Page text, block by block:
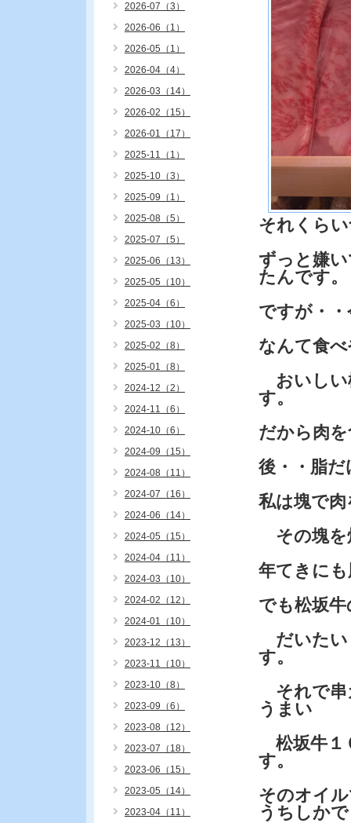
それくら
ずっと嫌
たんです。
ですが・
なんて食
おいしい
す。
だから肉
後・・脂
私は塊で
その塊を
年てきに
でも松坂
だいたい
す。
それで串
うまい
松坂牛１
す。
そのオイ
うちしか
2026-07（3）
2026-06（1）
2026-05（1）
2026-04（4）
2026-03（14）
2026-02（15）
2026-01（17）
2025-11（1）
2025-10（3）
2025-09（1）
2025-08（5）
2025-07（5）
2025-06（13）
2025-05（10）
2025-04（6）
2025-03（10）
2025-02（8）
2025-01（8）
2024-12（2）
2024-11（6）
2024-10（6）
2024-09（15）
2024-08（11）
2024-07（16）
2024-06（14）
2024-05（15）
2024-04（11）
2024-03（10）
2024-02（12）
2024-01（10）
2023-12（13）
2023-11（10）
2023-10（8）
2023-09（6）
2023-08（12）
2023-07（18）
2023-06（15）
2023-05（14）
2023-04（11）